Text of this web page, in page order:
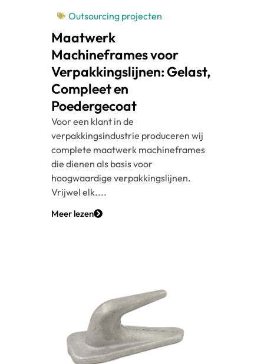
Outsourcing projecten
Maatwerk
Machineframes voor
Verpakkingslijnen: Gelast,
Compleet en
Poedergecoat
Voor een klant in de
verpakkingsindustrie produceren wij
complete maatwerk machineframes
die dienen als basis voor
hoogwaardige verpakkingslijnen.
Vrijwel elk....
Meer lezen